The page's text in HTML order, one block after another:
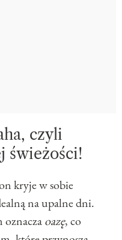
czyli
świeżości!
kryje w sobie
na upalne dni.
oznaczaoazę, co